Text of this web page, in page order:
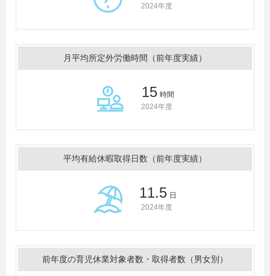
2024年度
月平均所定外労働時間（前年度実績）
15 時間
2024年度
平均有給休暇取得日数（前年度実績）
11.5 日
2024年度
前年度の育児休業対象者数・取得者数（男女別）